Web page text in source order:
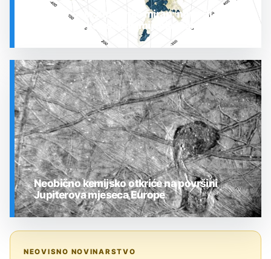
SVEMIR
Prostor oko Sunca nije miran: nova 3D karta
otkrila plin koji stalno mijenja stanje
Neobično kemijsko otkriće na površini
Jupiterova mjeseca Europe
NEOVISNO NOVINARSTVO